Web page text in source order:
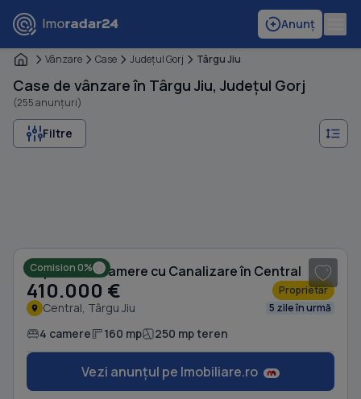
Anunț
Vânzare Case Judeţul Gorj Târgu Jiu
Case de vânzare în Târgu Jiu, Județul Gorj
(255 anunțuri)
Filtre
Comision 0%
Duplex cu 4 camere cu Canalizare în Central
410.000 € Proprietar
Central, Târgu Jiu 5 zile în urmă
4 camere 160 mp 250 mp teren
Vezi anunțul pe Imobiliare.ro